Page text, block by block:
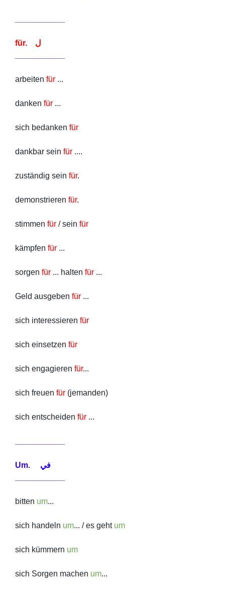
für. ل
arbeiten für ...
danken für ...
sich bedanken für
dankbar sein für ....
zuständig sein für.
demonstrieren für.
stimmen für / sein für
kämpfen für ...
sorgen für ... halten für ...
Geld ausgeben für ...
sich interessieren für
sich einsetzen für
sich engagieren für...
sich freuen für (jemanden)
sich entscheiden für ...
Um. في
bitten um...
sich handeln um... / es geht um
sich kümmern um
sich Sorgen machen um...